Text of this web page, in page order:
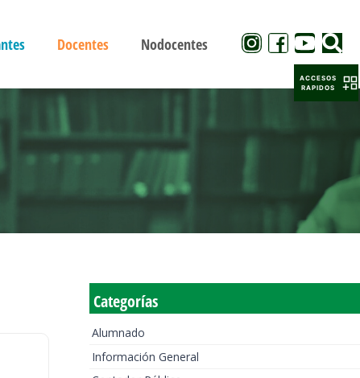
Docentes Nodocentes
Categorías
Alumnado
Información General
ACCESOS
RAPIDOS